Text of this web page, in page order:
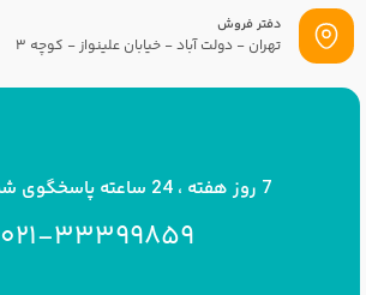
دفتر فروش
تهران - دولت آباد - خیابان علینواز - کوچه 3
7 روز هفته ، 24 ساعته پاسخگوی شما هستیم
021-33399859